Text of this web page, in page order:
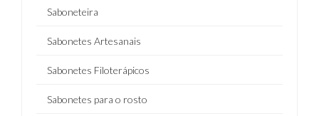
Saboneteira
Sabonetes Artesanais
Sabonetes Filoterápicos
Sabonetes para o rosto